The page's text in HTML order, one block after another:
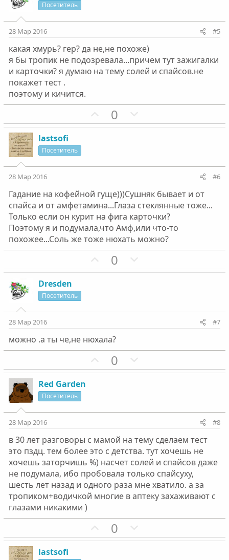
т
н
ы
й
о
о
т
в
н
ы
й
о
о
Посетитель
28 Мар 2016 #5
какая хмурь? гер? да не,не похоже)
я бы тропик не подозревала...причем тут зажигалки
и карточки? я думаю на тему солей и спайсов.не
покажет тест .
поэтому и кичится.
П
о
т
н
ы
й
г
о
о
0
е
т
н
ы
й
г
о
о
lastsofi
Посетитель
28 Мар 2016 #6
Гадание на кофейной гуще)))Сушняк бывает и от
спайса и от амфетамина...Глаза стеклянные тоже...
Только если он курит на фига карточки?
Поэтому я и подумала,что Амф,или что-то
похожее...Соль же тоже нюхать можно?
П
о
т
н
ы
й
о
0
е
т
й
о
Dresden
Посетитель
28 Мар 2016 #7
можно .а ты че,не нюхала?
П
о
т
н
ы
й
г
о
о
0
е
т
н
ы
й
г
о
о
Red Garden
Посетитель
28 Мар 2016 #8
в 30 лет разговоры с мамой на тему сделаем тест
это пздц. тем более это с детства. тут хочешь не
хочешь заторчишь %) насчет солей и спайсов даже
не подумала, ибо пробовала только спайсуху,
шесть лет назад и одного раза мне хватило. а за
тропиком+водичкой многие в аптеку захаживают с
глазами никакими )
П
о
0
е
lastsofi